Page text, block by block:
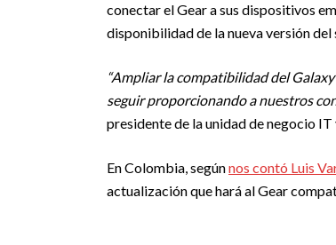
conectar el Gear a sus dispositivos
disponibilidad de la nueva versión
“Ampliar la compatibilidad del
seguir proporcionando a nuestros
presidente de la unidad de negocio
En Colombia, segúnnos contó Luis
actualización que hará al Gear